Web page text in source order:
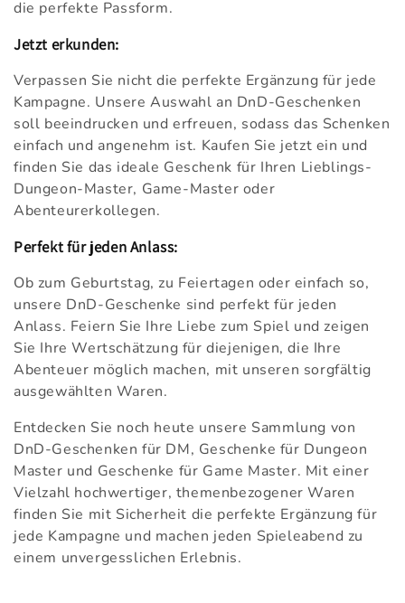
die perfekte Passform.
Jetzt erkunden:
Verpassen Sie nicht die perfekte Ergänzung für jede
Kampagne. Unsere Auswahl an DnD-Geschenken
soll beeindrucken und erfreuen, sodass das Schenken
einfach und angenehm ist. Kaufen Sie jetzt ein und
finden Sie das ideale Geschenk für Ihren Lieblings-
Dungeon-Master, Game-Master oder
Abenteurerkollegen.
Perfekt für jeden Anlass:
Ob zum Geburtstag, zu Feiertagen oder einfach so,
unsere DnD-Geschenke sind perfekt für jeden
Anlass. Feiern Sie Ihre Liebe zum Spiel und zeigen
Sie Ihre Wertschätzung für diejenigen, die Ihre
Abenteuer möglich machen, mit unseren sorgfältig
ausgewählten Waren.
Entdecken Sie noch heute unsere Sammlung von
DnD-Geschenken für DM, Geschenke für Dungeon
Master und Geschenke für Game Master. Mit einer
Vielzahl hochwertiger, themenbezogener Waren
finden Sie mit Sicherheit die perfekte Ergänzung für
jede Kampagne und machen jeden Spieleabend zu
einem unvergesslichen Erlebnis.